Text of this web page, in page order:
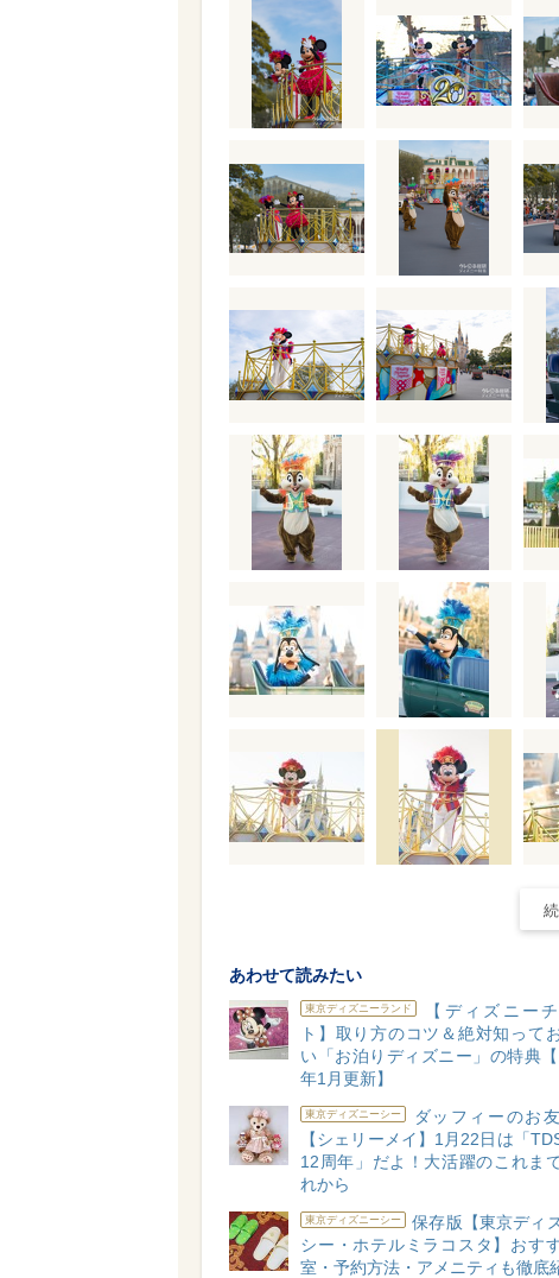
あわせて読みたい
東京ディズニーランド
【ディズニー
ト】取り方のコツ＆絶対知って
い「お泊りディズニー」の特典
年1月更新】
東京ディズニーシー
ダッフィーのお
【シェリーメイ】1月22日は「
12周年」だよ！大活躍のこれま
れから
東京ディズニーシー
保存版【東京ディ
シー・ホテルミラコスタ】おす
室・予約方法・アメニティも徹底